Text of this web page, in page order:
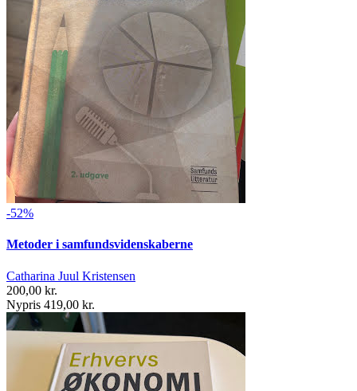
-52%
Metoder i samfundsvidenskaberne
Catharina Juul Kristensen
200,00 kr.
Nypris 419,00 kr.